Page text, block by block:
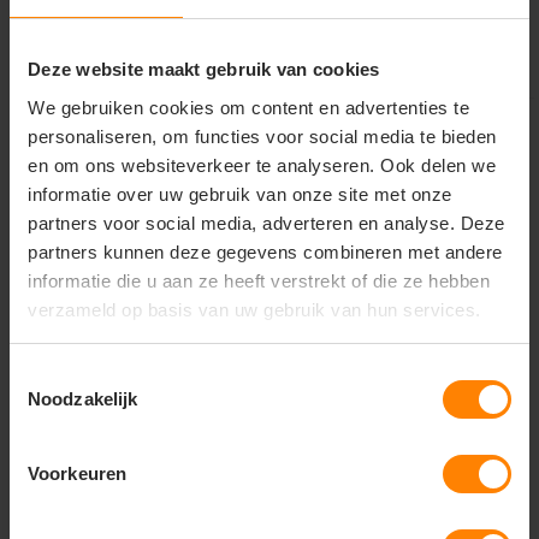
Deze website maakt gebruik van cookies
We gebruiken cookies om content en advertenties te
personaliseren, om functies voor social media te bieden
en om ons websiteverkeer te analyseren. Ook delen we
informatie over uw gebruik van onze site met onze
partners voor social media, adverteren en analyse. Deze
partners kunnen deze gegevens combineren met andere
informatie die u aan ze heeft verstrekt of die ze hebben
verzameld op basis van uw gebruik van hun services.
Noodzakelijk
Voorkeuren
Fleecejack Reflective